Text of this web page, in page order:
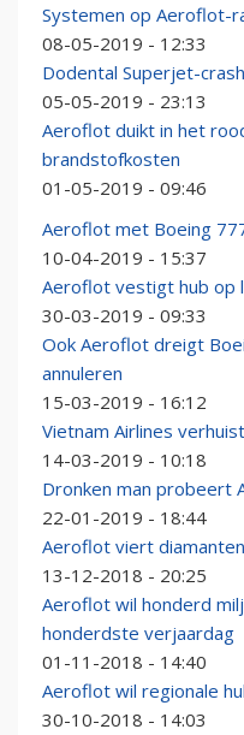
Systemen op Aeroflot-
08-05-2019 - 12:33
Dodental Superjet-
05-05-2019 - 23:13
Aeroflot duikt in het
brandstofkosten
01-05-2019 - 09:46
Aeroflot met Boeing
10-04-2019 - 15:37
Aeroflot vestigt hub op
30-03-2019 - 09:33
Ook Aeroflot dreigt
annuleren
15-03-2019 - 16:12
Vietnam Airlines
14-03-2019 - 10:18
Dronken man probeert
22-01-2019 - 18:44
Aeroflot viert
13-12-2018 - 20:25
Aeroflot wil honderd
honderdste verjaardag
01-11-2018 - 14:40
Aeroflot wil regionale
30-10-2018 - 14:03